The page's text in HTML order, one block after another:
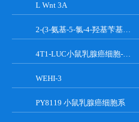
L Wnt 3A
2-(3-氨基-5-氯-4-羟基苄基)-1H-异吲哚-1,3(2H)-二酮
4T1-LUC小鼠乳腺癌细胞-荧光素酶标记
WEHI-3
PY8119 小鼠乳腺癌细胞系